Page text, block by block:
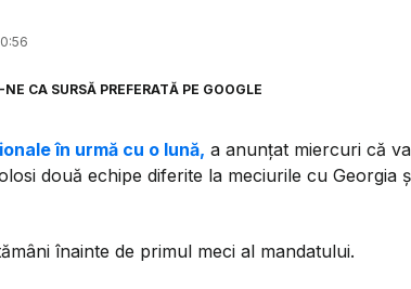
CA SURSĂ PREFERATĂ PE GOOGLE
în urmă cu o lună, a anunțat miercuri că va
două echipe diferite la meciurile cu Georgia
înainte de primul meci al mandatului.